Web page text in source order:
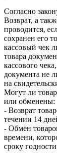
Согласно
Возврат, а
проводится,
сохранен его
кассовый чек
товара
кассового
документа не
на
Могут ли
или обменены:
- Возврат
течении 14
- Обмен
времени,
сроку